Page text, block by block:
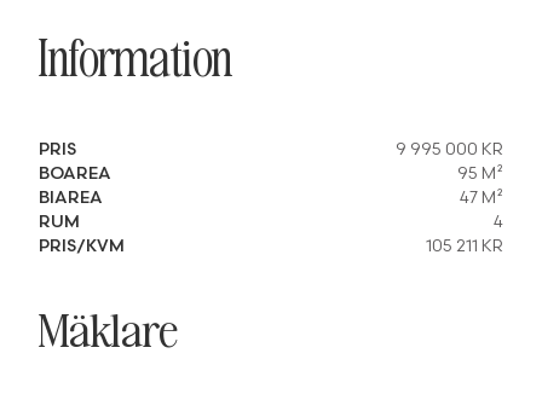
Information
PRIS
9 995 000 KR
BOAREA
95 M²
BIAREA
47 M²
RUM
4
PRIS/KVM
105 211 KR
Mäklare